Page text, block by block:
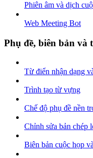
Phiên âm và dịch
Web Meeting Bot
Phụ đề, biên bản và
Từ điển nhận dạng
Trình tạo từ vựng
Chế độ phụ đề nền
Chỉnh sửa bản chép
Biên bản cuộc họp